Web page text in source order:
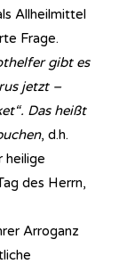
Allheilmittel
Frage.
gibt es
jetzt –
Das heißt
, d.h.
heilige
des Herrn,
Arroganz